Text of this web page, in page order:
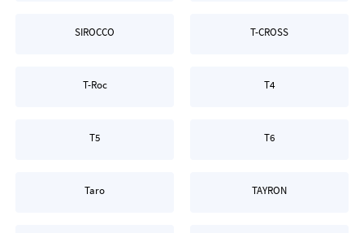
SIROCCO T-CROSS
T-Roc T4
T5 T6
Taro TAYRON